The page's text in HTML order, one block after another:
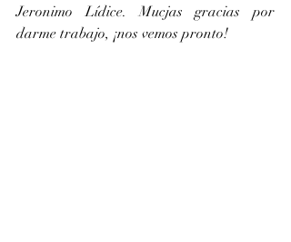
Jeronimo Lídice. Mucjas gracias por
darme trabajo, ¡nos vemos pronto!